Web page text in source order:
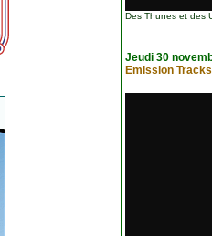
Des Thunes et des
Jeudi 30
Emission